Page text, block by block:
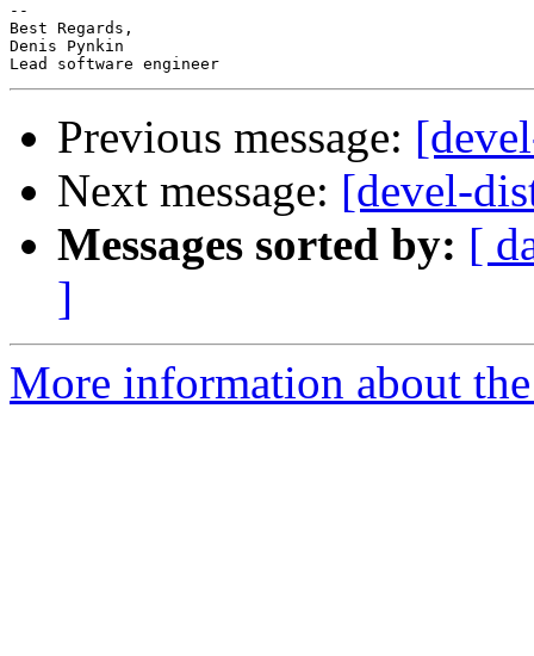
--
Best Regards,
Denis Pynkin
Previous message:
Next message: [devel-
Messages sorted by: [
]
More information about